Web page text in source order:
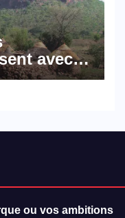
avec
mois
ou vos ambitions